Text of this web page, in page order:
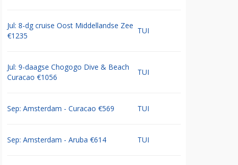
Jul: 8-dg cruise Oost Middellandse Zee
€1235
TUI
Jul: 9-daagse Chogogo Dive & Beach
Curacao €1056
TUI
Sep: Amsterdam - Curacao €569 TUI
Sep: Amsterdam - Aruba €614 TUI